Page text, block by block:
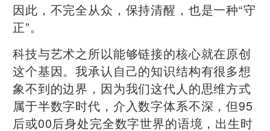
因此，不完全从众，保持清醒，也是一种“守
正”。
科技与艺术之所以能够链接的核心就在原创
这个基因。我承认自己的知识结构有很多想
象不到的边界，因为我们这代人的思维方式
属于半数字时代，介入数字体系不深，但95
后或00后身处完全数字世界的语境，出生时